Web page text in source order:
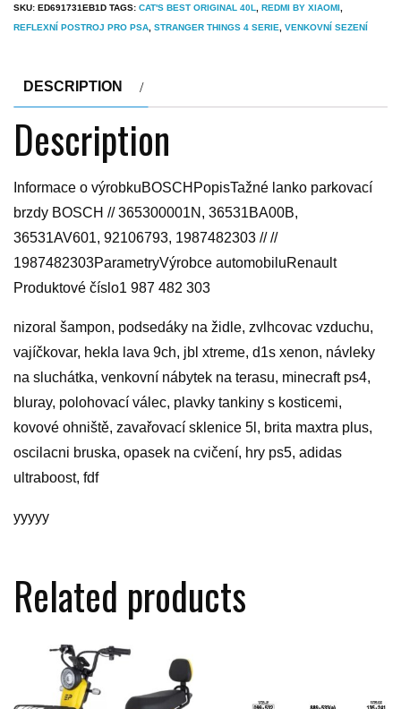
SKU: ED691731EB1D TAGS: CAT'S BEST ORIGINAL 40L REDMI BY XIAOMI
REFLEXNÍ POSTROJ PRO PSA STRANGER THINGS 4 SERIE VENKOVNÍ SEZENÍ
DESCRIPTION
Description
Informace o výrobkuBOSCHPopisTažné lanko parkovací
brzdy BOSCH // 365300001N, 36531BA00B,
36531AV601, 92106793, 1987482303 // //
1987482303ParametryVýrobce automobiluRenault
Produktové číslo1 987 482 303
nizoral šampon, podsedáky na židle, zvlhcovac vzduchu,
vajíčkovar, hekla lava 9ch, jbl xtreme, d1s xenon, návleky
na sluchátka, venkovní nábytek na terasu, minecraft ps4,
bluray, polohovací válec, plavky tankiny s kosticemi,
kovové ohniště, zavařovací sklenice 5l, brita maxtra plus,
oscilacni bruska, opasek na cvičení, hry ps5, adidas
ultraboost, fdf
yyyyy
Related products